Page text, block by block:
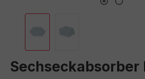
Sechseckabsorber